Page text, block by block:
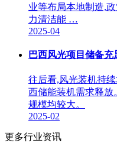
业等布局本地制造,
力清洁能 …
2025-04
巴西风光项目储备充
往后看,风光装机持
西储能装机需求释放
规模均较大。
2025-02
更多行业资讯